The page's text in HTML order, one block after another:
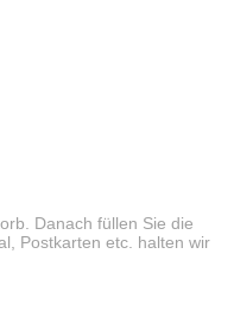
Danach füllen Sie die
Postkarten etc. halten wir